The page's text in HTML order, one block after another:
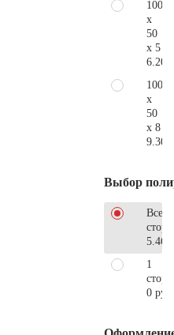
100
x
50
x 5
100
x
50
x 8
Выбор
Все
1
0 руб.